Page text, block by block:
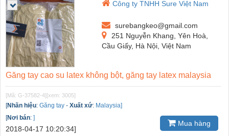
Công ty TNHH Sure Việt Nam
surebangkeo@gmail.com
251 Nguyễn Khang, Yên Hoà,
Cầu Giấy, Hà Nội, Việt Nam
Găng tay cao su latex không bột, găng tay latex malaysia
[Mã: G-37582-4] [xem: 3005]
[Nhãn hiệu: Găng tay - Xuất xứ: Malaysia]
[Nơi bán: ]
2018-04-17 10:20:34]
Mua hàng